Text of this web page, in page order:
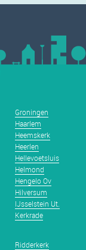
Groningen
Haarlem
Heemskerk
Heerlen
Hellevoetsluis
Helmond
Hengelo Ov
Hilversum
IJsselstein Ut.
Kerkrade
Ridderkerk